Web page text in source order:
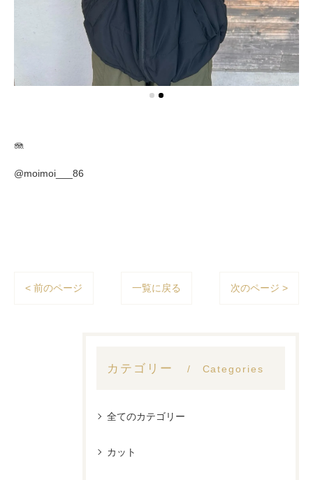
🪼
@moimoi___86
< 前のページ 一覧に戻る 次のページ >
カテゴリー Categories
全てのカテゴリー
カット